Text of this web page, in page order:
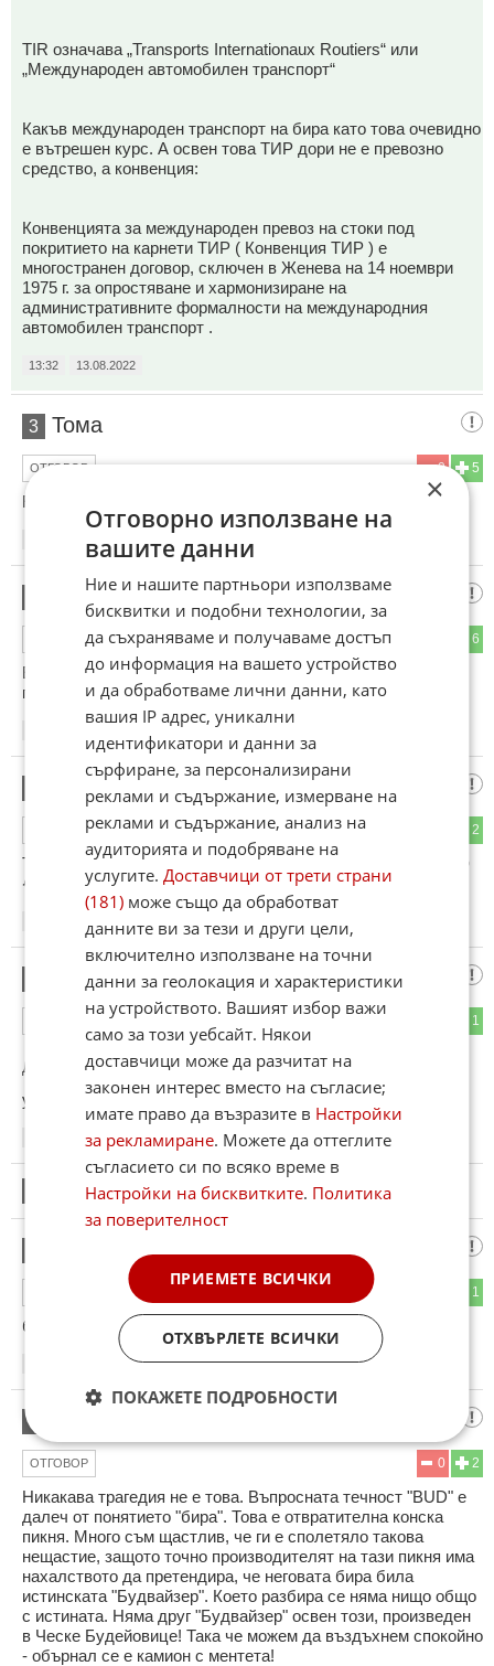
TIR означава „Transports Internationaux Routiers“ или
„Международен автомобилен транспорт“
Какъв международен транспорт на бира като това очевидно
е вътрешен курс. А освен това ТИР дори не е превозно
средство, а конвенция:
Конвенцията за международен превоз на стоки под
покритието на карнети ТИР ( Конвенция ТИР ) е
многостранен договор, сключен в Женева на 14 ноември
1975 г. за опростяване и хармонизиране на
административните формалности на международния
автомобилен транспорт .
13:32 13.08.2022
3 Тома
5
0
ОТГОВОР
Ние от Столипеново завиждаме за това
Милен
6
ОТГОВОР
Ей туй вече е истинска трагедия, а те ни занимават
постоянно с някакви фоерверки в Украйна :))))
ДИНКО
2
ОТГОВОР
ТОЗ Е МОЯ ПРИЯТЕЛ ,.ДАЛАВЕРАТА ВАСКО 😁😄😀🤣😃
😂😃🤣😀😄😁!.
сектант (Мастър Йода)
1
До коментар#1от "Гоуст":
усещам голямо сътресение в баланса на Силата
13.08.2022
Този коментар е премахнат от модератор.
доктор филгууд
1
будвайзера върви с kfc.страхотна комбинация!
14.08.2022
9
2
0
ОТГОВОР
Никакава трагедия не е това. Въпросната течност "BUD" е
далеч от понятието "бира". Това е отвратителна конска
пикня. Много съм щастлив, че ги е сполетяло такова
нещастие, защото точно производителят на тази пикня има
нахалството да претендира, че неговата бира била
истинската "Будвайзер". Което разбира се няма нищо общо
с истината. Няма друг "Будвайзер" освен този, произведен
в Ческе Будейовице! Така че можем да въздъхнем спокойно
- обърнал се е камион с ментета!
×
Отговорно използване на
вашите данни
Ние и нашите партньори използваме
бисквитки и подобни технологии, за
да съхраняваме и получаваме достъп
до информация на вашето устройство
и да обработваме лични данни, като
вашия IP адрес, уникални
идентификатори и данни за
сърфиране, за персонализирани
реклами и съдържание, измерване на
реклами и съдържание, анализ на
аудиторията и подобряване на
услугите.Доставчици от трети страни
(181) може също да обработват
данните ви за тези и други цели,
включително използване на точни
данни за геолокация и характеристики
на устройството. Вашият избор важи
само за този уебсайт. Някои
доставчици може да разчитат на
законен интерес вместо на съгласие;
имате право да възразите в Настройки
за рекламиране. Можете да оттеглите
съгласието си по всяко време в
Настройки на бисквитките. Политика
за поверителност
ПРИЕМЕТЕ ВСИЧКИ
ОТХВЪРЛЕТЕ ВСИЧКИ
ПОКАЖЕТЕ ПОДРОБНОСТИ